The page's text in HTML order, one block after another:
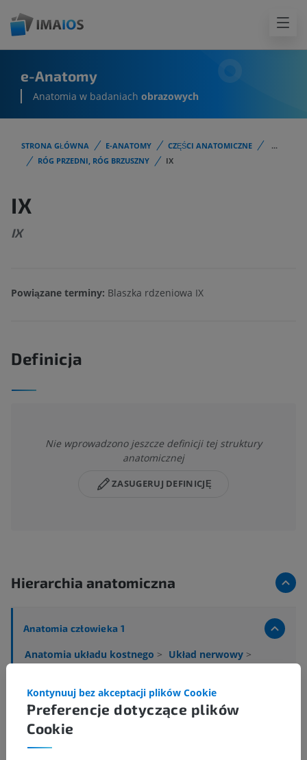
e-Anatomy
Anatomia w badaniach obrazowych
STRONA GŁÓWNA E-ANATOMY CZĘŚCI ANATOMICZNE
...
RÓG PRZEDNI, RÓG BRZUSZNY
IX
IX
IX
Powiązane terminy: Blaszka rdzeniowa IX
Definicja
Nie wprowadzono jeszcze definicji tej struktury
anatomicznej
ZASUGERUJ DEFINICJĘ
Hierarchia anatomiczna
Anatomia człowieka 1
Anatomia układu kostnego > Układ nerwowy >
Słup przedni, Słup brzuszny>
Róg przedni, róg brzuszny> IX
Preferencje dotyczące plików
Cookie
Kontynuuj bez akceptacji plików Cookie